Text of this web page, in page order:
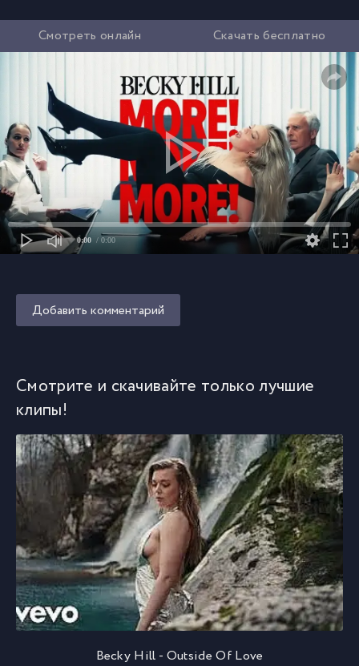
Смотреть онлайн Скачать бесплатно
0:00 / 0:00
Добавить комментарий
Смотрите и скачивайте только лучшие
клипы!
Becky Hill - Outside Of Love